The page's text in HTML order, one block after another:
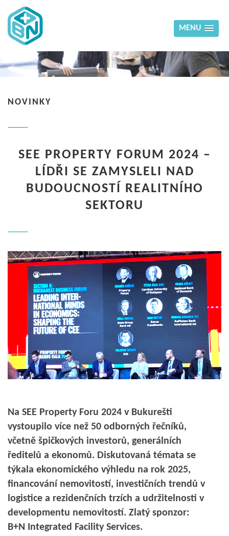
MENU
NOVINKY
SEE PROPERTY FORUM 2024 –
LÍDŘI SE ZAMYSLELI NAD
BUDOUCNOSTÍ REALITNÍHO
SEKTORU
Na SEE Property Foru 2024 v Bukurešti
vystoupilo více než 50 odborných řečníků,
včetně špičkových investorů, generálních
ředitelů a ekonomů. Diskutovaná témata se
týkala ekonomického výhledu na rok 2025,
financování nemovitostí, investičních trendů v
logistice a rezidenčních trzích a udržitelnosti v
developmentu nemovitostí. Zlatý sponzor:
B+N Integrated Facility Services.